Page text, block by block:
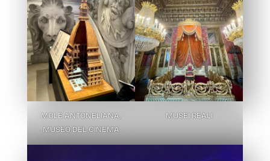
MOLE ANTONELIANA,
MUSEO DEL CINEMA
MUSEI REALI